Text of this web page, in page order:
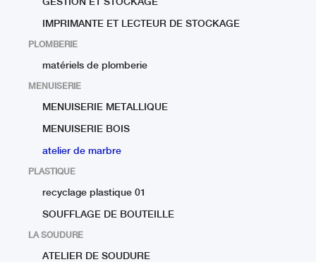
GESTION ET STOCKAGE
IMPRIMANTE ET LECTEUR DE STOCKAGE
PLOMBERIE
matériels de plomberie
MENUISERIE
MENUISERIE METALLIQUE
MENUISERIE BOIS
atelier de marbre
PLASTIQUE
recyclage plastique 01
SOUFFLAGE DE BOUTEILLE
LA SOUDURE
ATELIER DE SOUDURE